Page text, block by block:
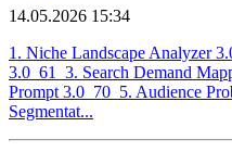
14.05.2026 15:34
1. Niche Landscape Analyzer
3.0 61 3. Search Demand
Prompt 3.0 70 5. Audience
Segmentat...